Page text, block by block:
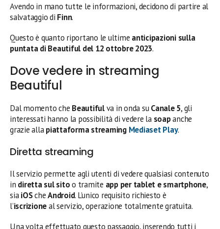
Avendo in mano tutte le informazioni, decidono di partire al
salvataggio di Finn.
Questo è quanto riportano le ultime anticipazioni sulla
puntata di Beautiful del 12 ottobre 2023.
Dove vedere in streaming
Beautiful
Dal momento che Beautifulva in onda suCanale 5, gli
interessati hanno la possibilità di vedere la soapanche
grazie allapiattaforma streaming Mediaset Play.
Diretta streaming
Il servizio permette agli utenti di vedere qualsiasi contenuto
in diretta sul sitoo tramite app per tablet e smartphone,
siaiOScheAndroid. L’unico requisito richiesto è
l’iscrizioneal servizio, operazione totalmente gratuita.
Una volta effettuato questo passaggio, inserendo tutti i